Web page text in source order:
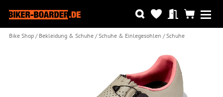
Bike Shop Bekleidung & Schuhe Schuhe & Einlegesohlen Schuhe